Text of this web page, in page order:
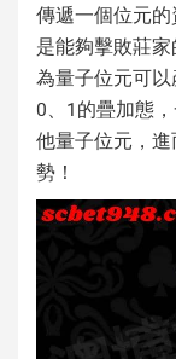
傳遞一個位元
是能夠擊敗莊
為量子位元可
0、1的疊加態
他量子位元，
勢！